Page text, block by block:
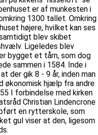
er af munkesten i
1300 tallet. Omkring
højere, hvilket kan ses
blev skibet
Ligeledes blev
bygget et tårn, som dog
sammen i 1584. Inde i
der gik 8 - 9 år, inden man
økonomisk hjælp fra andre
I forbindelse med kirken
Christian Lindencrone
en rytterskole, som
gul viser at den, ligesom